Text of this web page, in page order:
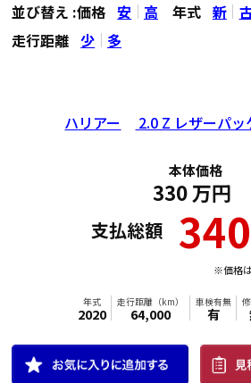
並び替え :価格 安 高 年式 新
走行距離 少 多
ハリアー 2.0 Z レザーパ
本体価格
330万円
支払総額 340
※価格